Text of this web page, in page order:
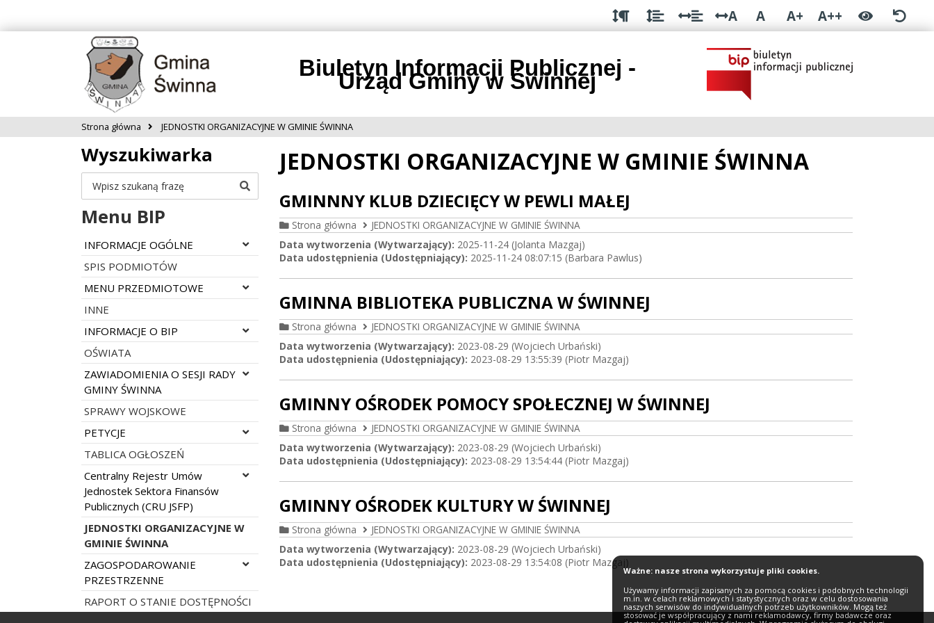
treści
A A A+ A++
Biuletyn Informacji Publicznej -
Urząd Gminy w Świnnej
Strona główna JEDNOSTKI ORGANIZACYJNE W GMINIE ŚWINNA
Wyszukiwarka
Szukaj
Menu BIP
Rozwiń menu
INFORMACJE OGÓLNE
SPIS PODMIOTÓW
Rozwiń menu
MENU PRZEDMIOTOWE
INNE
Rozwiń menu
INFORMACJE O BIP
OŚWIATA
Rozwiń menu
ZAWIADOMIENIA O SESJI RADY
GMINY ŚWINNA
SPRAWY WOJSKOWE
Rozwiń menu
PETYCJE
TABLICA OGŁOSZEŃ
Rozwiń menu
Centralny Rejestr Umów
Jednostek Sektora Finansów
Publicznych (CRU JSFP)
JEDNOSTKI ORGANIZACYJNE W
GMINIE ŚWINNA
Rozwiń menu
ZAGOSPODAROWANIE
PRZESTRZENNE
RAPORT O STANIE DOSTĘPNOŚCI
JEDNOSTKI ORGANIZACYJNE W GMINIE ŚWINNA
GMINNNY KLUB DZIECIĘCY W PEWLI MAŁEJ
Strona główna
JEDNOSTKI ORGANIZACYJNE W GMINIE ŚWINNA
Data wytworzenia (Wytwarzający): 2025-11-24 (Jolanta Mazgaj)
Data udostępnienia (Udostępniający): 2025-11-24 08:07:15 (Barbara Pawlus)
GMINNA BIBLIOTEKA PUBLICZNA W ŚWINNEJ
Strona główna
JEDNOSTKI ORGANIZACYJNE W GMINIE ŚWINNA
Data wytworzenia (Wytwarzający): 2023-08-29 (Wojciech Urbański)
Data udostępnienia (Udostępniający): 2023-08-29 13:55:39 (Piotr Mazgaj)
GMINNY OŚRODEK POMOCY SPOŁECZNEJ W ŚWINNEJ
Strona główna
JEDNOSTKI ORGANIZACYJNE W GMINIE ŚWINNA
Data wytworzenia (Wytwarzający): 2023-08-29 (Wojciech Urbański)
Data udostępnienia (Udostępniający): 2023-08-29 13:54:44 (Piotr Mazgaj)
GMINNY OŚRODEK KULTURY W ŚWINNEJ
Strona główna
JEDNOSTKI ORGANIZACYJNE W GMINIE ŚWINNA
Data wytworzenia (Wytwarzający): 2023-08-29 (Wojciech Urbański)
Data udostępnienia (Udostępniający): 2023-08-29 13:54:08 (Piotr Mazgaj)
Ważne: nasze strona wykorzystuje pliki cookies.
Używamy informacji zapisanych za pomocą cookies i podobnych technologii
m.in. w celach reklamowych i statystycznych oraz w celu dostosowania
naszych serwisów do indywidualnych potrzeb użytkowników. Mogą też
stosować je współpracujący z nami reklamodawcy, firmy badawcze oraz